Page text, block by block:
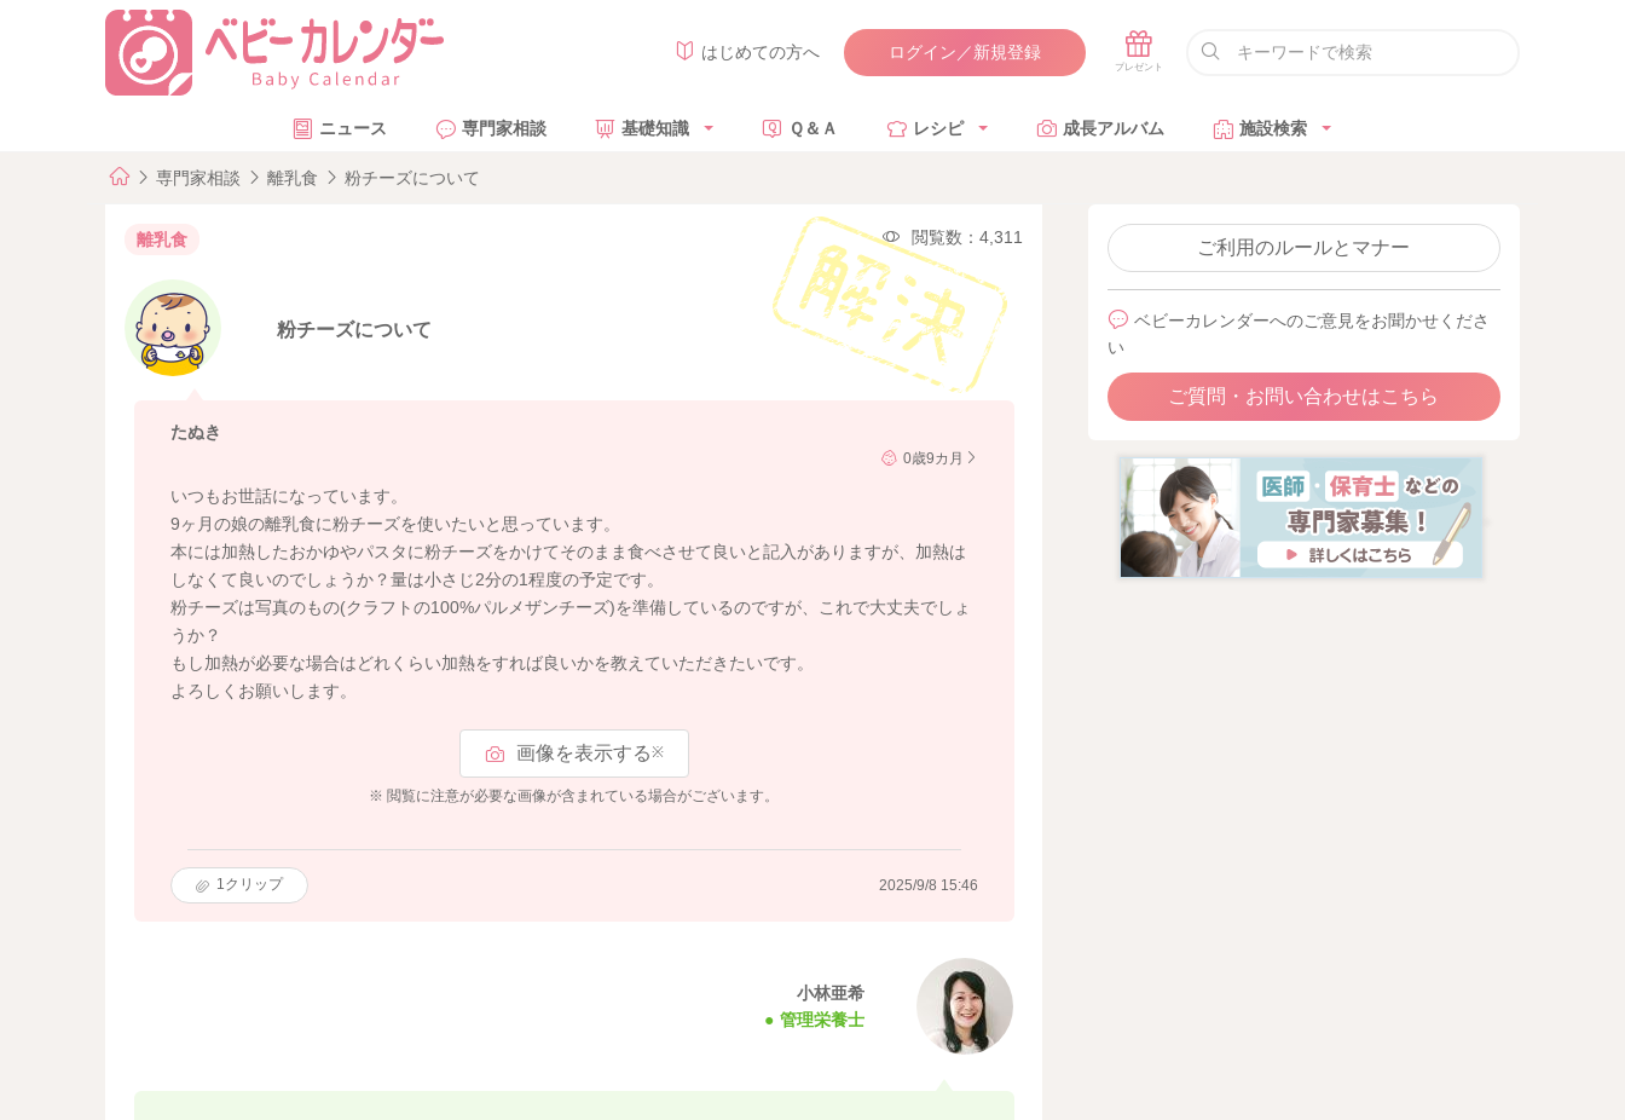
はじめての方へ ログイン／新規登録
ニュース 専門家相談 基礎知識 Ｑ＆Ａ レシピ 成長アルバム 施設検索
専門家相談 離乳食 粉チーズについて
離乳食 閲覧数：4,311
粉チーズについて
たぬき
0歳9カ月
いつもお世話になっています。
9ヶ月の娘の離乳食に粉チーズを使いたいと思っています。
本には加熱したおかゆやパスタに粉チーズをかけてそのまま食べさせて良いと記入がありますが、加熱は
しなくて良いのでしょうか？量は小さじ2分の1程度の予定です。
粉チーズは写真のもの(クラフトの100%パルメザンチーズ)を準備しているのですが、これで大丈夫でしょ
うか？
もし加熱が必要な場合はどれくらい加熱をすれば良いかを教えていただきたいです。
よろしくお願いします。
画像を表示する※
※ 閲覧に注意が必要な画像が含まれている場合がございます。
1クリップ 2025/9/8 15:46
小林亜希
管理栄養士
ご利用のルールとマナー
ベビーカレンダーへのご意見をお聞かせくださ
い
ご質問・お問い合わせはこちら